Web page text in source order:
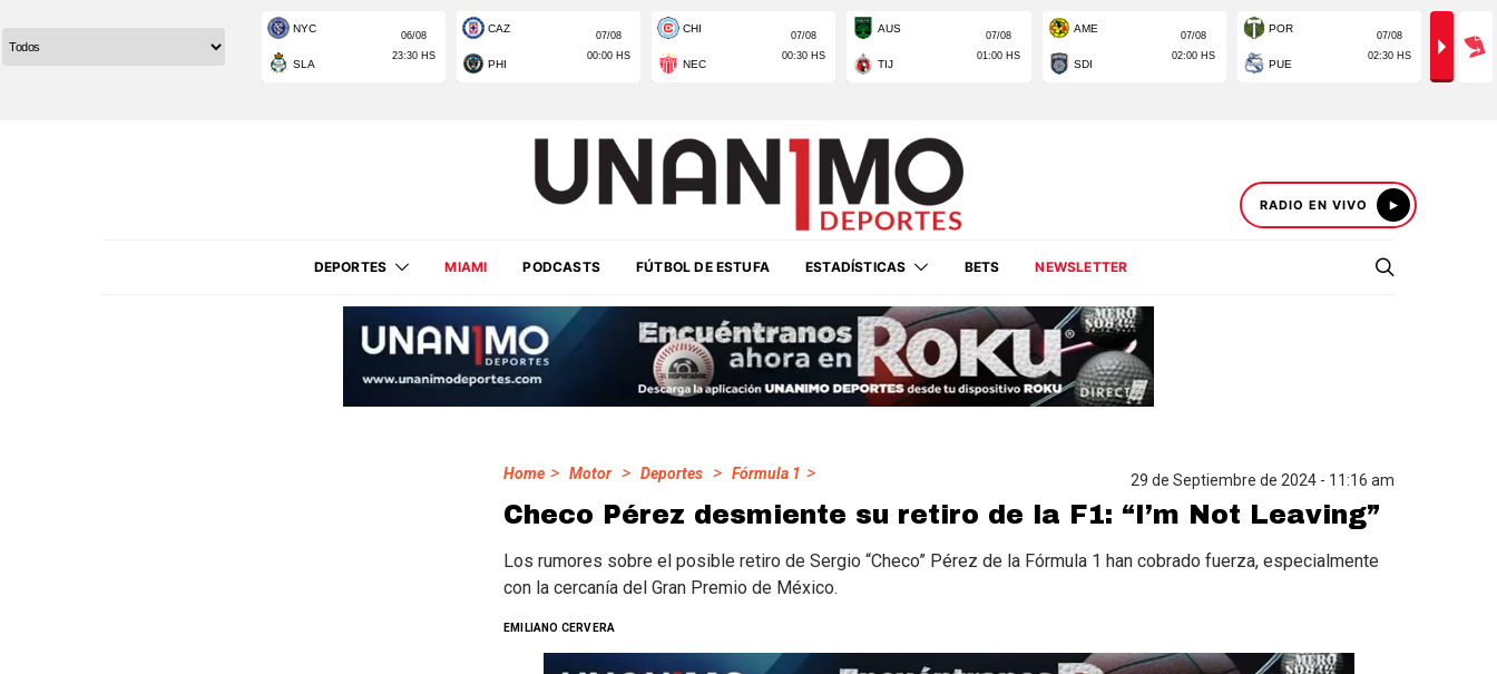
RADIO EN VIVO
DEPORTES MIAMI PODCASTS FÚTBOL DE ESTUFA ESTADÍSTICAS BETS NEWSLETTER
Home > Motor > Deportes > Fórmula 1 > 29 de Septiembre de 2024 - 11:16 am
Checo Pérez desmiente su retiro de la F1: “I’m Not Leaving”
Los rumores sobre el posible retiro de Sergio “Checo” Pérez de la Fórmula 1 han cobrado fuerza, especialmente
con la cercanía del Gran Premio de México.
EMILIANO CERVERA